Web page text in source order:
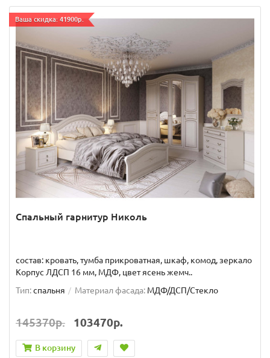
Ваша скидка: 41900р.
Спальный гарнитур Николь
состав: кровать, тумба прикроватная, шкаф, комод, зеркало
Корпус ЛДСП 16 мм, МДФ, цвет ясень жемч..
Тип:спальня Материал фасада: МДФ/ДСП/Стекло
145370р. 103470р.
В корзину